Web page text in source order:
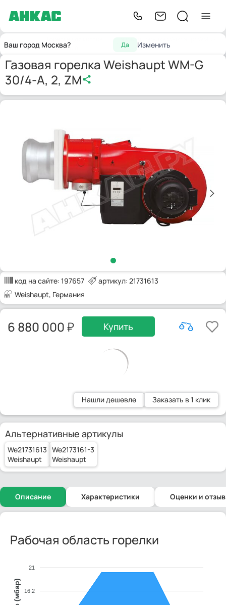
Ваш город Москва? Да Изменить
Главнаяотопления
30/4-A, 2, ZM
Газовая горелка Weishaupt WM-G
30/4-A, 2, ZM
код на сайте: 197657
артикул: 21731613
Weishaupt, Германия
6 880 000 Купить
Нашли дешевле Заказать в 1 клик
Альтернативные артикулы
We21731613
Weishaupt
We2173161-3
Weishaupt
Описание Характеристики Оценки и
Рабочая область горелки
21
16.2